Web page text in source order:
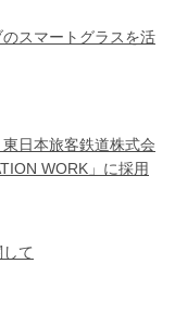
スマートグラスを活
日本旅客鉄道株式会
WORK」に採用
て